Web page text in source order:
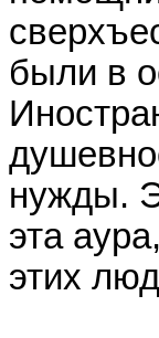
были в
нужды.
эта
этих